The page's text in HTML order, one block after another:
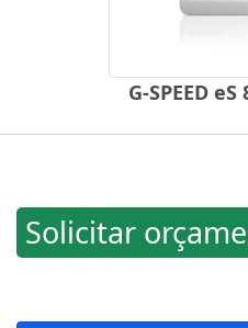
G-SPEED eS
Solicitar